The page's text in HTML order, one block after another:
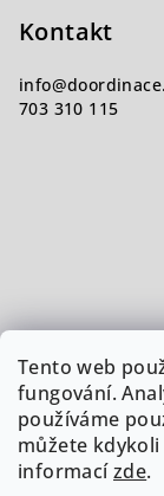
Tento web
fungování.
používáme
můžete
informacízde.
Kontakt
info@
703 310 115